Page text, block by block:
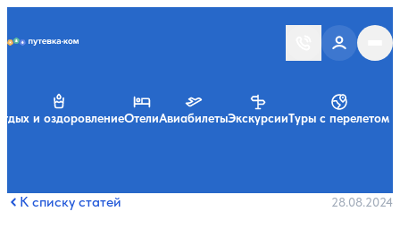
и оздоровлениеОтелиАвиабилетыЭкскурсииТуры с перелетом
К списку статей 28.08.2024